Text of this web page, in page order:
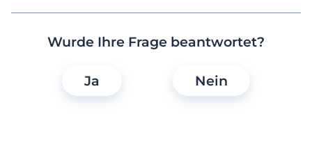
Häufig gestellte Fragen
Abonnement abschließen?
Wurde Ihre Frage beantwortet?
Ja Nein